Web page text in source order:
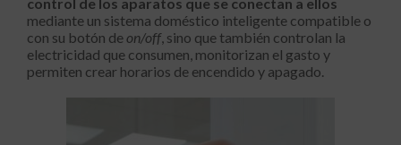
mediante un sistema doméstico inteligente compatible o
con su botón deon/off, sino que también controlan la
electricidad que consumen, monitorizan el gasto y
permiten crear horarios de encendido y apagado.